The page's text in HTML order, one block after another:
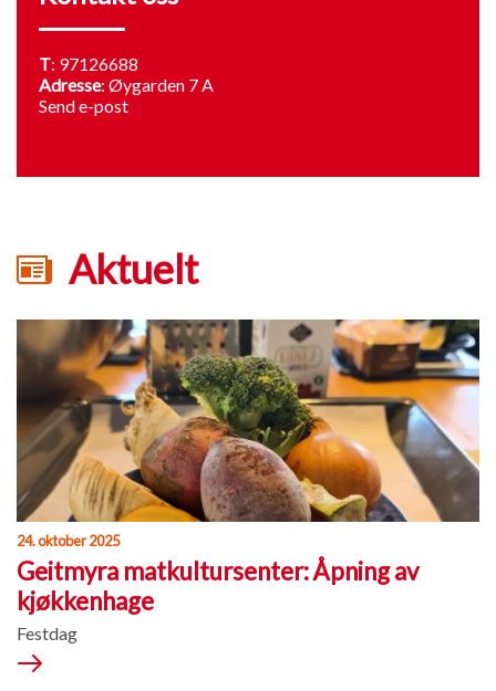
T: 97126688
Adresse: Øygarden 7 A
Send e-post
Aktuelt
24. oktober 2025
Geitmyra matkultursenter: Åpning av
kjøkkenhage
Festdag